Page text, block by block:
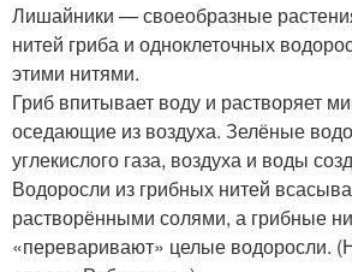
Лишайники — своеобразные
нитей гриба и одноклеточных
этими нитями.
Гриб впитывает воду и растворяет
оседающие из воздуха. Зелёные
углекислого газа, воздуха и воды
Водоросли из грибных нитей
растворёнными солями, а грибные
«переваривают» целые водоросли.